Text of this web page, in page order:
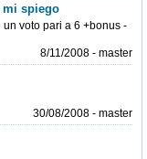
mi spiego
voto pari a 6 +bonus -
8/11/2008 - master
30/08/2008 - master